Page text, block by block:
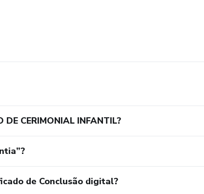
CERIMONIAL INFANTIL?
de Conclusão digital?